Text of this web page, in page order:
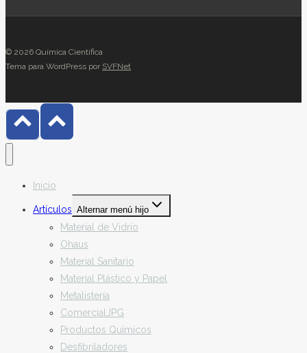
© 2026 Química Científica
Tema para WordPress por SVFNet
Inicio
Artículos Alternar menú hijo
Material de Vidrio
Ohaus
Material Sanitario
Material Plástico y Papel
Metalistería
ComercialJPG
Productos Químicos
Desfibriladores